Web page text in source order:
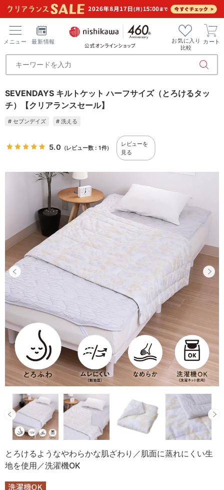
メニュー 最新情報
お気に入り
比較
カート
SEVENDAYS キルトケット ハーフサイズ（とろけるタッ
チ）【クリアランスセール】
# セブンデイズ # 洗える
5.0（レビュー数：1件）
レビューを
見る
とろけるようなやわらかな肌ざわり／肌面に蒸れにくい生
地を使用／洗濯機OK